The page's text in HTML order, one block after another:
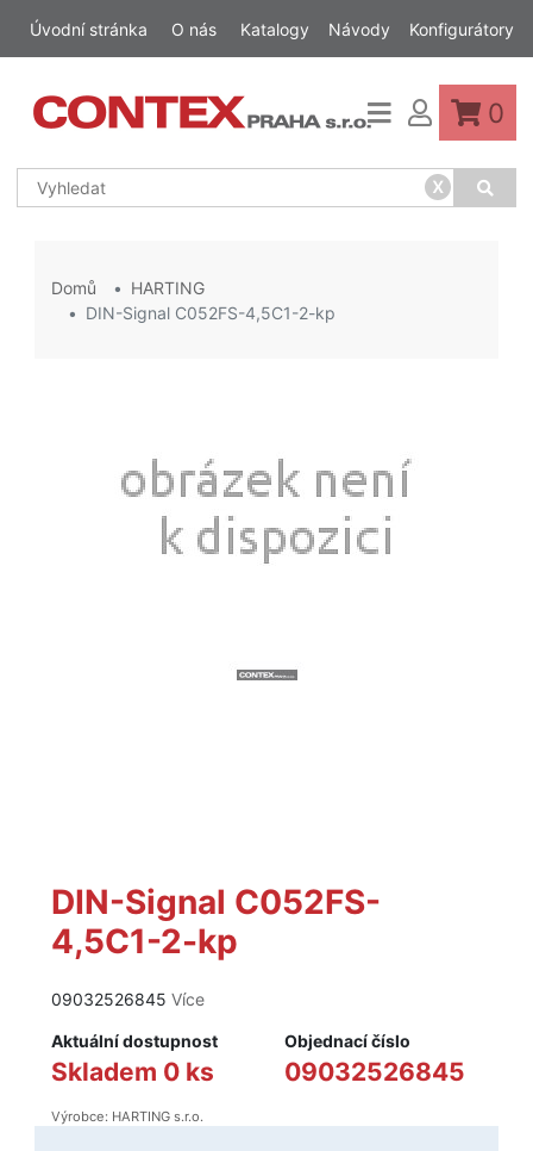
Úvodní stránka O nás Katalogy Návody Konfigurátory
x
0
Domů
HARTING
DIN-Signal C052FS-4,5C1-2-kp
DIN-Signal C052FS-
4,5C1-2-kp
09032526845 Více
Aktuální dostupnost
Skladem 0 ks
Objednací číslo
09032526845
Výrobce: HARTING s.r.o.